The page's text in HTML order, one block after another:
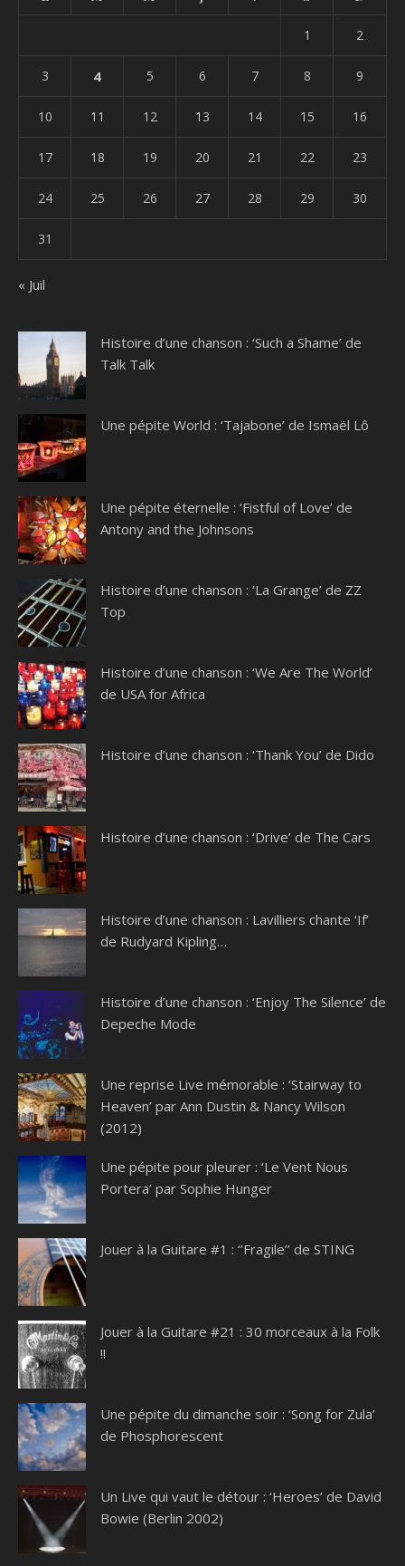
1 2
3 4 5 6 7 8 9
10 11 12 13 14 15 16
17 18 19 20 21 22 23
24 25 26 27 28 29 30
31
« Juil
Histoire d’une chanson : ‘Such a Shame’ de
Talk Talk
Une pépite World : ‘Tajabone’ de Ismaël Lô
Une pépite éternelle : ‘Fistful of Love’ de
Antony and the Johnsons
Histoire d’une chanson : ‘La Grange’ de ZZ
Top
Histoire d’une chanson : ‘We Are The World’
de USA for Africa
Histoire d’une chanson : ‘Thank You’ de Dido
Histoire d’une chanson : ‘Drive’ de The Cars
Histoire d’une chanson : Lavilliers chante ‘If’
de Rudyard Kipling…
Histoire d’une chanson : ‘Enjoy The Silence’ de
Depeche Mode
Une reprise Live mémorable : ‘Stairway to
Heaven’ par Ann Dustin & Nancy Wilson
(2012)
Une pépite pour pleurer : ‘Le Vent Nous
Portera’ par Sophie Hunger
Jouer à la Guitare #1 : ‘’Fragile’’ de STING
Jouer à la Guitare #21 : 30 morceaux à la Folk
!!
Une pépite du dimanche soir : ‘Song for Zula’
de Phosphorescent
Un Live qui vaut le détour : ‘Heroes’ de David
Bowie (Berlin 2002)